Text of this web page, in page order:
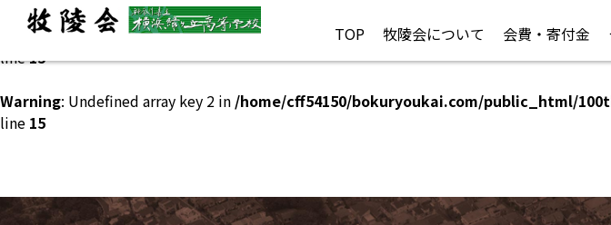
Warning : Undefined array key 1 in/home/cff54150/bokuryoukai.com/public_html/
line15
Warning: Undefined array key 2 in /home/cff54150/bokuryoukai.com/public_html/
line 15
TOP 牧陵会について 会費・寄付金